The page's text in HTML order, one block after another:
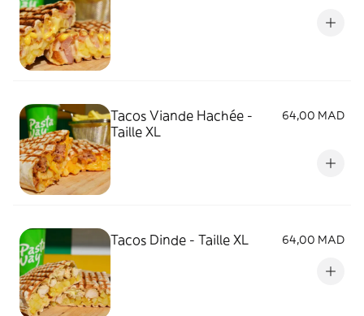
Tacos Viande Hachée -
Taille XL
64,00 MAD
Tacos Dinde - Taille XL 64,00 MAD